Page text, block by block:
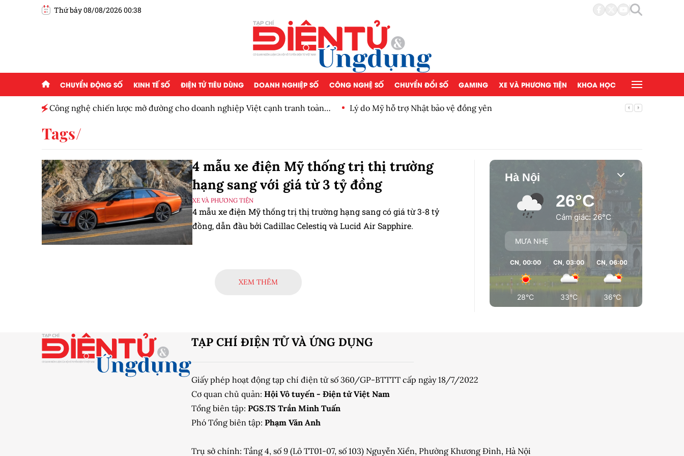
Thứ bảy 08/08/2026 00:38
CHUYỂN ĐỘNG SỐ KINH TẾ SỐ ĐIỆN TỬ TIÊU DÙNG DOANH NGHIỆP SỐ CÔNG NGHỆ SỐ CHUYỂN ĐỔI SỐ GAMING XE VÀ PHƯƠNG TIỆN KHOA HỌC
Công nghệ chiến lược mở đường cho doanh nghiệp Việt cạnh tranh toàn
Lý do Mỹ hỗ trợ Nhật bảo vệ đồng yên
Tags
4 mẫu xe điện Mỹ thống trị thị trường
hạng sang với giá từ 3 tỷ đồng
XE VÀ PHƯƠNG TIỆN
4 mẫu xe điện Mỹ thống trị thị trường hạng sang có giá từ 3-8 tỷ
đồng, dẫn đầu bởi Cadillac Celestiq và Lucid Air Sapphire.
XEM THÊM
Hà Nội
26°C
Cảm giác: 26°C
MƯA NHẸ
CN, 00:00
28°C
CN, 03:00
33°C
CN, 06:00
36°C
TẠP CHÍ ĐIỆN TỬ VÀ ỨNG DỤNG
Giấy phép hoạt động tạp chí điện tử số 360/GP-BTTTT cấp ngày 18/7/2022
Cơ quan chủ quản: Hội Vô tuyến - Điện tử Việt Nam
Tổng biên tập: PGS.TS Trần Minh Tuấn
Phó Tổng biên tập: Phạm Văn Anh
Trụ sở chính: Tầng 4, số 9 (Lô TT01-07, số 103) Nguyễn Xiển, Phường Khương Đình, Hà Nội